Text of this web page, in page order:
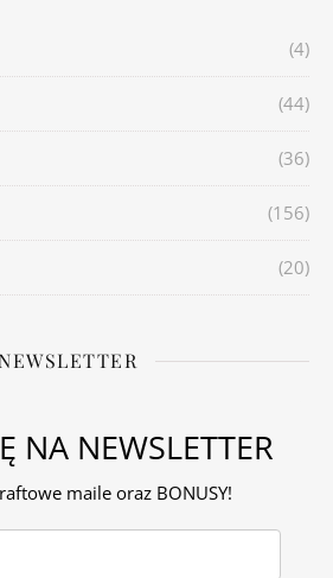
(4)
(44)
(36)
(156)
(20)
NA NEWSLETTER
maile oraz BONUSY!